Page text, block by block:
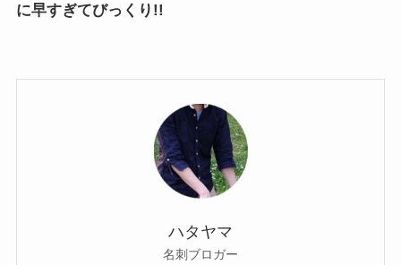
に早すぎてびっくり!!
ハタヤマ
名刺ブロガー